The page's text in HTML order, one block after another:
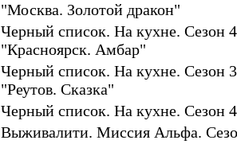
"Москва. Золотой дракон"
Черный список. На кухне. Сезон
"Красноярск. Амбар"
Черный список. На кухне. Сезон
"Реутов. Сказка"
Черный список. На кухне. Сезон
Выживалити. Миссия Альфа.